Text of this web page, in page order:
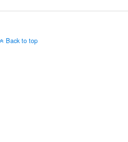
Back to top